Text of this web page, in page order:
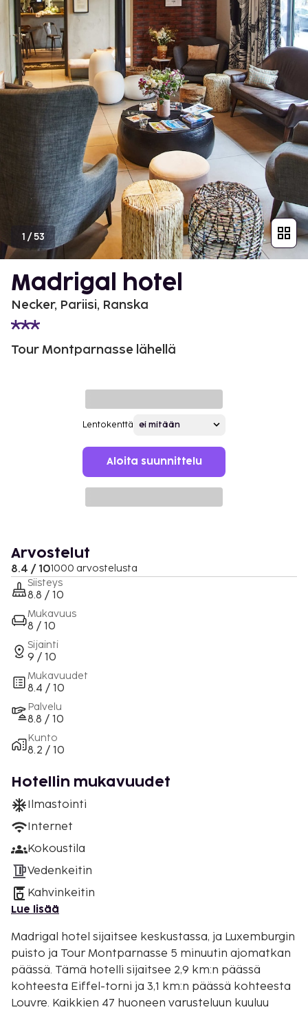
1 /53
Madrigal hotel
Necker, Pariisi, Ranska
Tour Montparnasse lähellä
Lentokenttä
Aloita suunnittelu
Arvostelut
8.4 / 101000 arvostelusta
Siisteys
8.8 / 10
Mukavuus
8 / 10
Sijainti
9 / 10
Mukavuudet
8.4 / 10
Palvelu
8.8 / 10
Kunto
8.2 / 10
Hotellin mukavuudet
Ilmastointi
Internet
Kokoustila
Vedenkeitin
Kahvinkeitin
Lue lisää
Madrigal hotel sijaitsee keskustassa, ja Luxemburgin
puisto ja Tour Montparnasse 5 minuutin ajomatkan
päässä. Tämä hotelli sijaitsee 2,9 km:n päässä
kohteesta Eiffel-torni ja 3,1 km:n päässä kohteesta
Louvre. Kaikkien 47 huoneen varusteluun kuuluu